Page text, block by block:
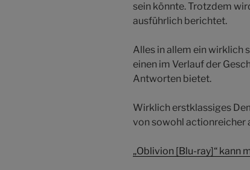
sein könnte. Trotzdem
ausführlich berichtet.
Alles in allem ein wirklich
einen im Verlauf der
Antworten bietet.
Wirklich erstklassiges
von sowohl actionreicher
„Oblivion [Blu-ray]“ kann